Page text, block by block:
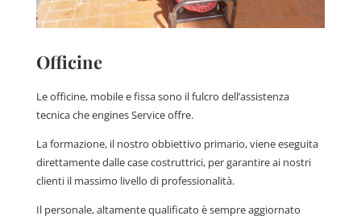
Officine
Le officine, mobile e fissa sono il fulcro dell’assistenza
tecnica che engines Service offre.
La formazione, il nostro obbiettivo primario, viene eseguita
direttamente dalle case costruttrici, per garantire ai nostri
clienti il massimo livello di professionalità.
Il personale, altamente qualificato è sempre aggiornato